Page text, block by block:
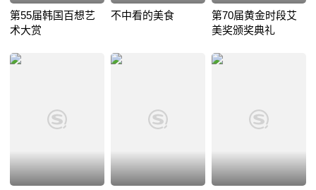
第55届韩国百想艺
术大赏
不中看的美食
第70届黄金时段艾
美奖颁奖典礼